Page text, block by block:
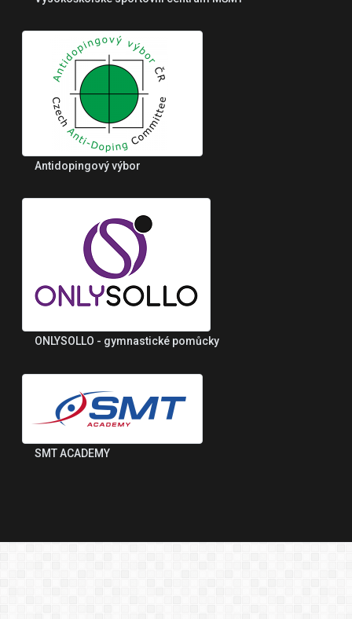
Antidopingový výbor
ONLYSOLLO - gymnastické pomůcky
SMT ACADEMY